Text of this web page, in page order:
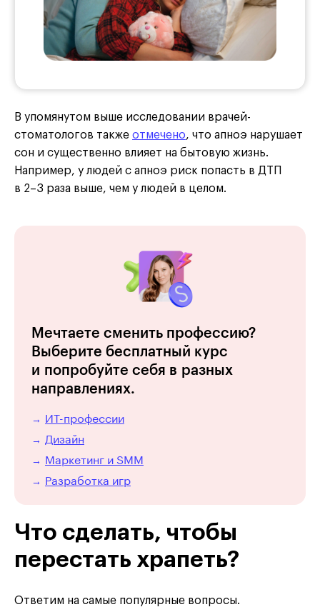
В упомянутом выше исследовании врачей-
стоматологов также отмечено, что апноэ нарушает
сон и существенно влияет на бытовую жизнь.
Например, у людей с апноэ риск попасть в ДТП
в 2–3 раза выше, чем у людей в целом.
Мечтаете сменить профессию?
Выберите бесплатный курс
и попробуйте себя в разных
направлениях.
→ ИТ-профессии
→ Дизайн
→ Маркетинг и SMM
→ Разработка игр
Что сделать, чтобы
перестать храпеть?
Ответим на самые популярные вопросы.